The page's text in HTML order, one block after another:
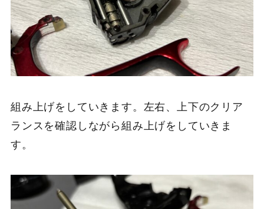
組み上げをしていきます。左右、上下のクリア
ランスを確認しながら組み上げをしていきま
す。